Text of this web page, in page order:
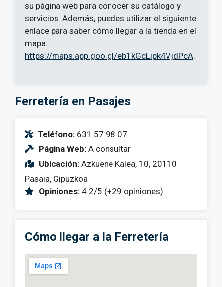
su página web para conocer su catálogo y
servicios. Además, puedes utilizar el siguiente
enlace para saber cómo llegar a la tienda en el
mapa:
https://maps.app.goo.gl/eb1kGcLipk4VjdPcA.
Ferretería en Pasajes
Teléfono: 631 57 98 07
Página Web: A consultar
Ubicación: Azkuene Kalea, 10, 20110
Pasaia, Gipuzkoa
Opiniones: 4.2/5 (+29 opiniones)
Cómo llegar a la Ferretería